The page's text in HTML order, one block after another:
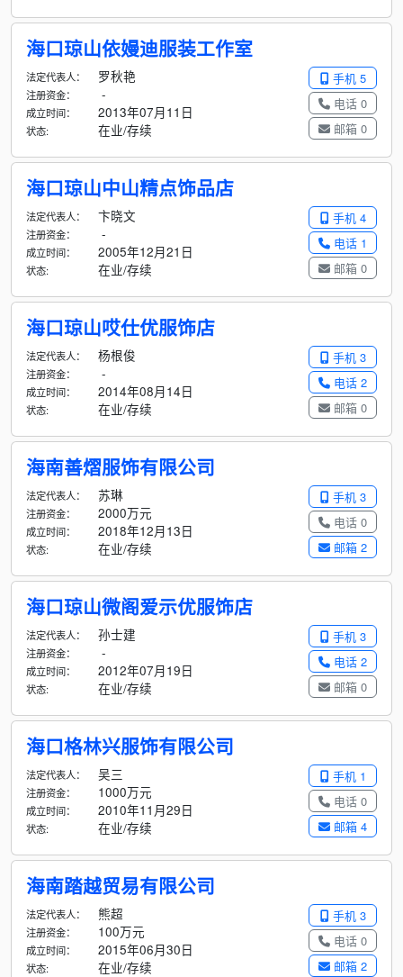
海口琼山依嫚迪服装工作室
手机 5
电话 0
邮箱 0
法定代表人： 罗秋艳
注册资金： -
成立时间： 2013年07月11日
状态: 在业/存续
海口琼山中山精点饰品店
手机 4
电话 1
邮箱 0
法定代表人： 卞晓文
注册资金： -
成立时间： 2005年12月21日
状态: 在业/存续
海口琼山哎仕优服饰店
手机 3
电话 2
邮箱 0
法定代表人： 杨根俊
注册资金： -
成立时间： 2014年08月14日
状态: 在业/存续
海南善熠服饰有限公司
手机 3
电话 0
邮箱 2
法定代表人： 苏琳
注册资金： 2000万元
成立时间： 2018年12月13日
状态: 在业/存续
海口琼山微阁爱示优服饰店
手机 3
电话 2
邮箱 0
法定代表人： 孙士建
注册资金： -
成立时间： 2012年07月19日
状态: 在业/存续
海口格林兴服饰有限公司
手机 1
电话 0
邮箱 4
法定代表人： 吴三
注册资金： 1000万元
成立时间： 2010年11月29日
状态: 在业/存续
海南踏越贸易有限公司
手机 3
电话 0
邮箱 2
法定代表人： 熊超
注册资金： 100万元
成立时间： 2015年06月30日
状态: 在业/存续